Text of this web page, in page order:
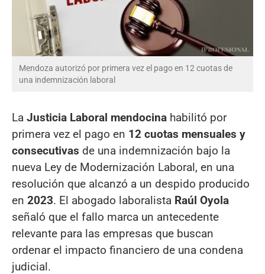
Mendoza autorizó por primera vez el pago en 12 cuotas de
una indemnización laboral
La Justicia Laboral mendocina habilitó por
primera vez el pago en 12 cuotas mensuales y
consecutivas de una indemnización bajo la
nueva Ley de Modernización Laboral, en una
resolución que alcanzó a un despido producido
en 2023. El abogado laboralista Raúl Oyola
señaló que el fallo marca un antecedente
relevante para las empresas que buscan
ordenar el impacto financiero de una condena
judicial.